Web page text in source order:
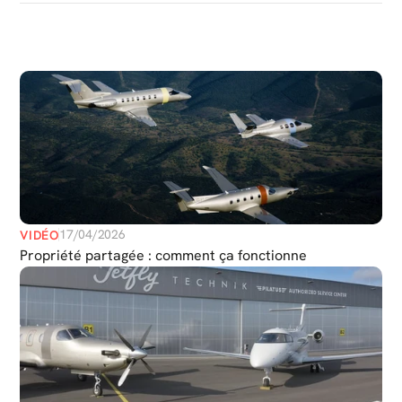
PLUS DE MÉDIAS
VIDÉO17/04/2026
Propriété partagée : comment ça fonctionne